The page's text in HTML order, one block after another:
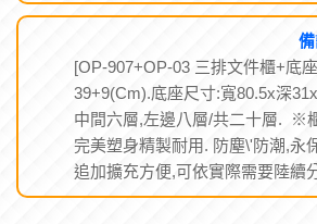
備
[OP-907+OP-03 三排文件櫃+底
39+9(Cm).底座尺寸:寬80.5x深
中間六層,左邊八層/共二十層. ※
完美塑身精製耐用. 防塵\'防潮,永
追加擴充方便,可依實際需要陸續